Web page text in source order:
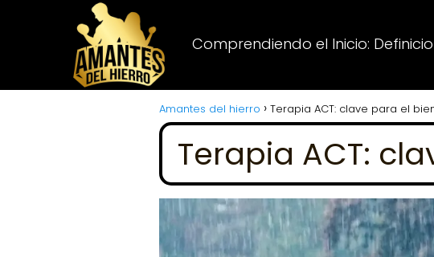
Comprendiendo el Inicio:
Amantes del hierro Terapia ACT: clave para el
Terapia ACT: